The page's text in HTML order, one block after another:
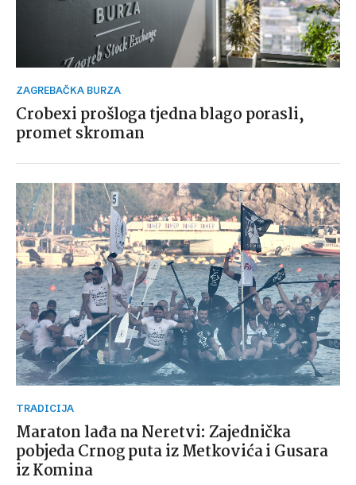
ZAGREBAČKA BURZA
Crobexi prošloga tjedna blago porasli,
promet skroman
TRADICIJA
Maraton lađa na Neretvi: Zajednička
pobjeda Crnog puta iz Metkovića i Gusara
iz Komina